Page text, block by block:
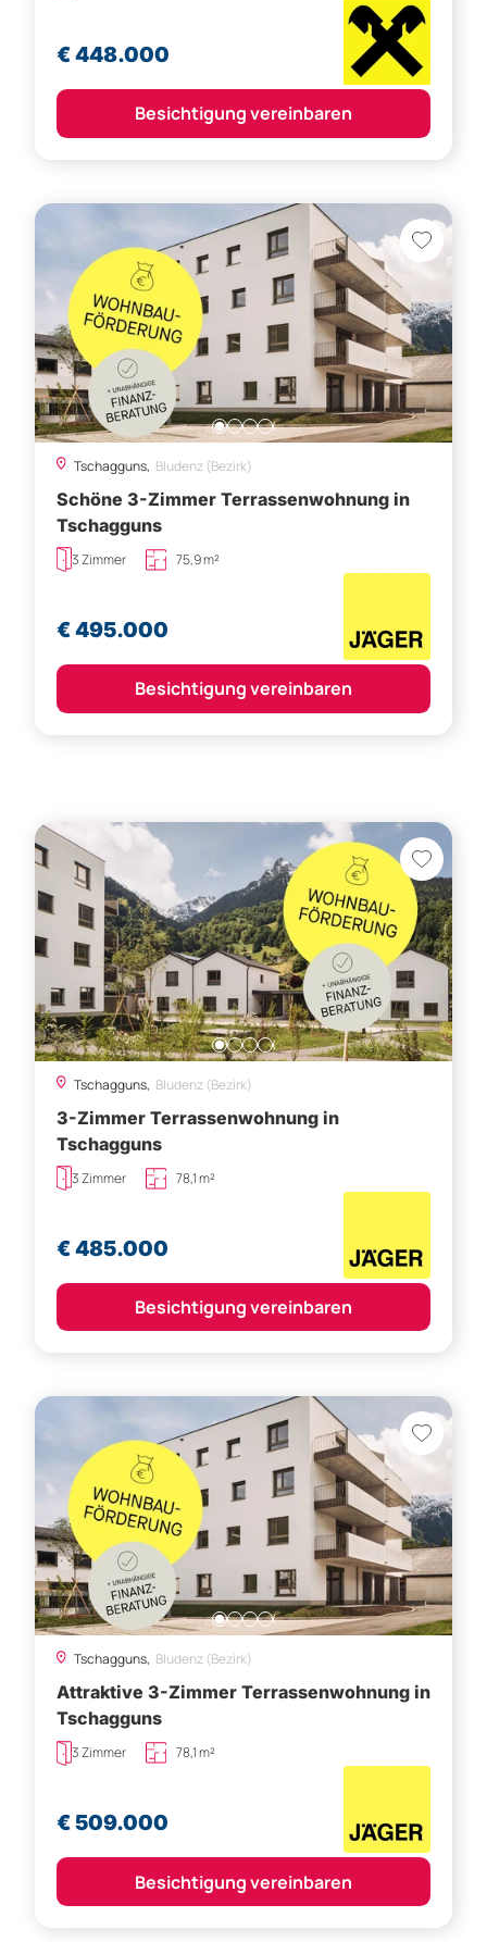
€ 448.000
Besichtigung vereinbaren
Tschagguns, Bludenz (Bezirk)
Schöne 3-Zimmer Terrassenwohnung in
Tschagguns
3 Zimmer 75,9 m²
€ 495.000
Besichtigung vereinbaren
Tschagguns, Bludenz (Bezirk)
3-Zimmer Terrassenwohnung in
Tschagguns
3 Zimmer 78,1 m²
€ 485.000
Besichtigung vereinbaren
Tschagguns, Bludenz (Bezirk)
Attraktive 3-Zimmer Terrassenwohnung in
Tschagguns
3 Zimmer 78,1 m²
€ 509.000
Besichtigung vereinbaren